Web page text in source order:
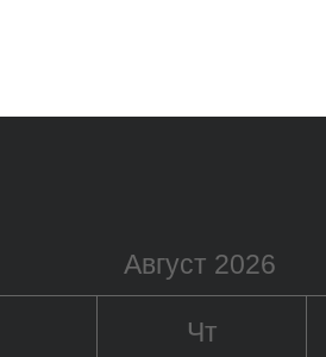
Август 2026
Чт